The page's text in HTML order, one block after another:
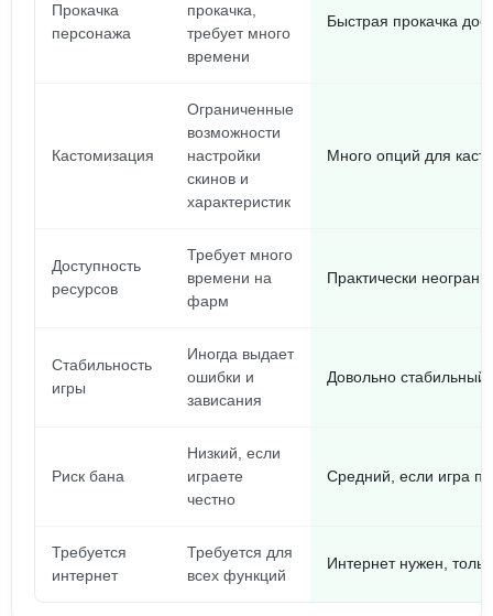
Прокачка
персонажа
прокачка,
требует много
времени
Быстрая прокачка
Кастомизация
Ограниченные
возможности
настройки
скинов и
характеристик
Много опций для
Доступность
ресурсов
Требует много
времени на
фарм
Практически
Стабильность
игры
Иногда выдает
ошибки и
зависания
Довольно
Риск бана
Низкий, если
играете
честно
Средний, если игра
Требуется
интернет
Требуется для
всех функций
Интернет нужен,